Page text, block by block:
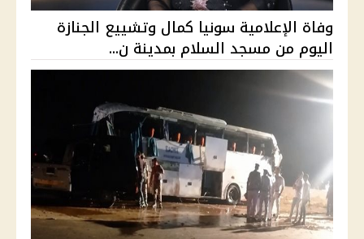
وفاة الإعلامية سونيا كمال وتشييع الجنازة
اليوم من مسجد السلام بمدينة ن...